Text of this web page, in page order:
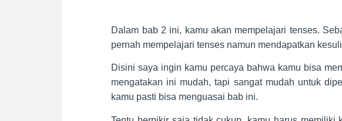
Dalam bab 2 ini, kamu akan mempelajari tenses.
pernah mempelajari tenses namun mendapatkan
Disini saya ingin kamu percaya bahwa kamu bisa
mengatakan ini mudah, tapi sangat mudah untuk
kamu pasti bisa menguasai bab ini.